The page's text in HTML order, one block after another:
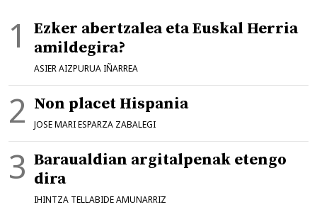
Ezker abertzalea eta Euskal Herria
amildegira?
ASIER AIZPURUA IÑARREA
Non placet Hispania
JOSE MARI ESPARZA ZABALEGI
Baraualdian argitalpenak etengo
dira
IHINTZA TELLABIDE AMUNARRIZ